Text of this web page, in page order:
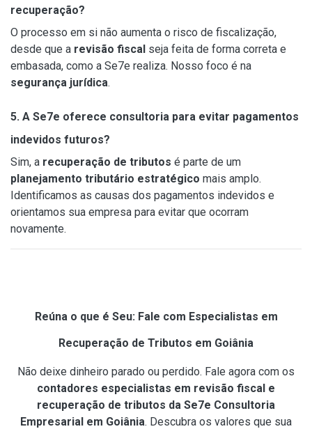
recuperação?
O processo em si não aumenta o risco de fiscalização,
desde que a revisão fiscal seja feita de forma correta e
embasada, como a Se7e realiza. Nosso foco é na
segurança jurídica.
5. A Se7e oferece consultoria para evitar pagamentos
indevidos futuros?
Sim, a recuperação de tributos é parte de um
planejamento tributário estratégico mais amplo.
Identificamos as causas dos pagamentos indevidos e
orientamos sua empresa para evitar que ocorram
novamente.
Reúna o que é Seu: Fale com Especialistas em
Recuperação de Tributos em Goiânia
Não deixe dinheiro parado ou perdido. Fale agora com os
contadores especialistas em revisão fiscal e
recuperação de tributos da Se7e Consultoria
Empresarial em Goiânia. Descubra os valores que sua